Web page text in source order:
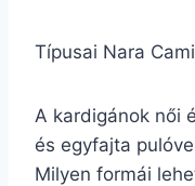
Típusai Nara
A kardigánok női
és egyfajta
Milyen formái